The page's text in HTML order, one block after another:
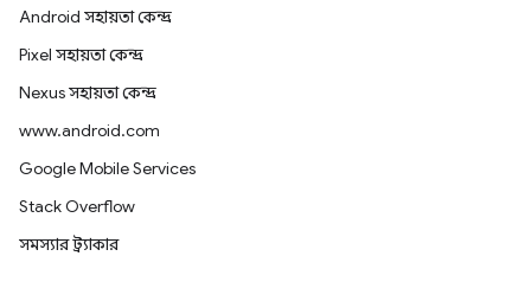
Android সহায়তা কেন্দ্র
Pixel সহায়তা কেন্দ্র
Nexus সহায়তা কেন্দ্র
www.android.com
Google Mobile Services
Stack Overflow
সমস্যার ট্র্যাকার